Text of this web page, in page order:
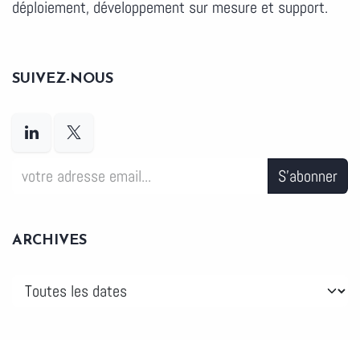
déploiement, développement sur mesure et support.
SUIVEZ-NOUS
S'abonner
ARCHIVES